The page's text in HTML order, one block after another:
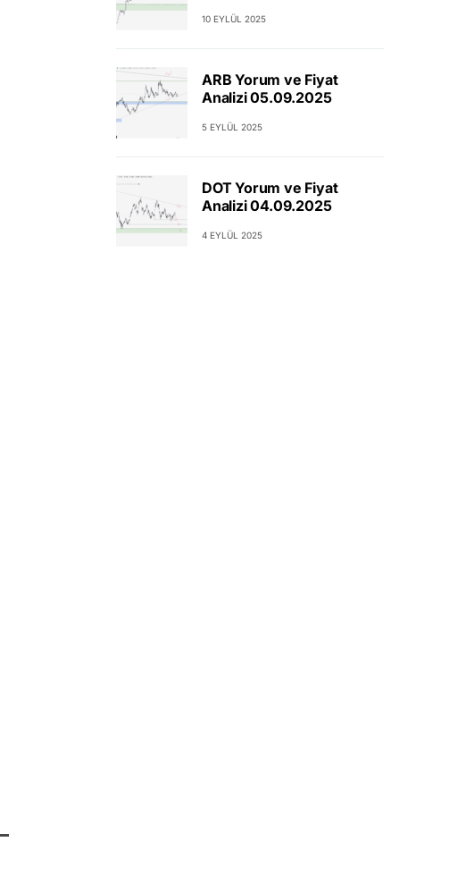
10 EYLÜL 2025
ARB Yorum ve Fiyat
Analizi 05.09.2025
5 EYLÜL 2025
DOT Yorum ve Fiyat
Analizi 04.09.2025
4 EYLÜL 2025